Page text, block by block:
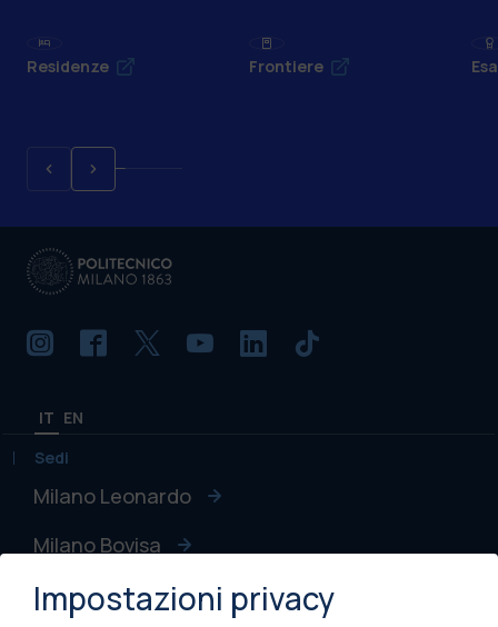
Residenze Frontiere
IT EN
Sedi
Milano Leonardo
Milano Bovisa
Cremona
Impostazioni privacy